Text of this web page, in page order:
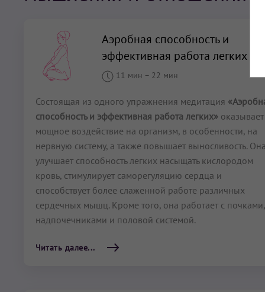
Аэробная способность и
эффективная работа легких
11 мин – 22 мин
Состоящая из одного упражнения медитация
способность и эффективная работа легких» оказывает
мощное воздействие на организм, в особенности, на
нервную систему, а также повышает выносливость. Она
улучшает способность легких насыщать кислородом
кровь, стимулирует саморегуляцию сердца и
способствует более слаженной работе различных
сердечных мышц. Кроме того, она работает с почками,
надпочечниками и половой системой.
Читать далее...